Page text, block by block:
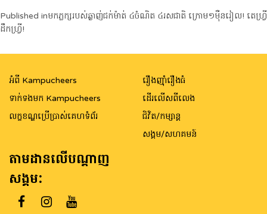
Post
navigation
Published inមកភ្លក្សរបស់ឆ្ងាញ់ជក់ម៉ាត់ ៤ចំណិត ៤រសជាតិ ក្រោម១ម៉ឺនរៀល! តេហ្វ្រី​
ដឹកហ្វ្រី!
អំពី Kampucheers
ទាក់ទងមក Kampucheers
លក្ខខណ្ឌប្រើប្រាស់គេហទំព័រ
រឿងញ៉ាំរឿងធំ
ដើរលើសពីលេង
ជិវិត/កម្សាន្ត
សង្គម/សហគមន៍
តាមដានលើបណ្តាញ
សង្គម: